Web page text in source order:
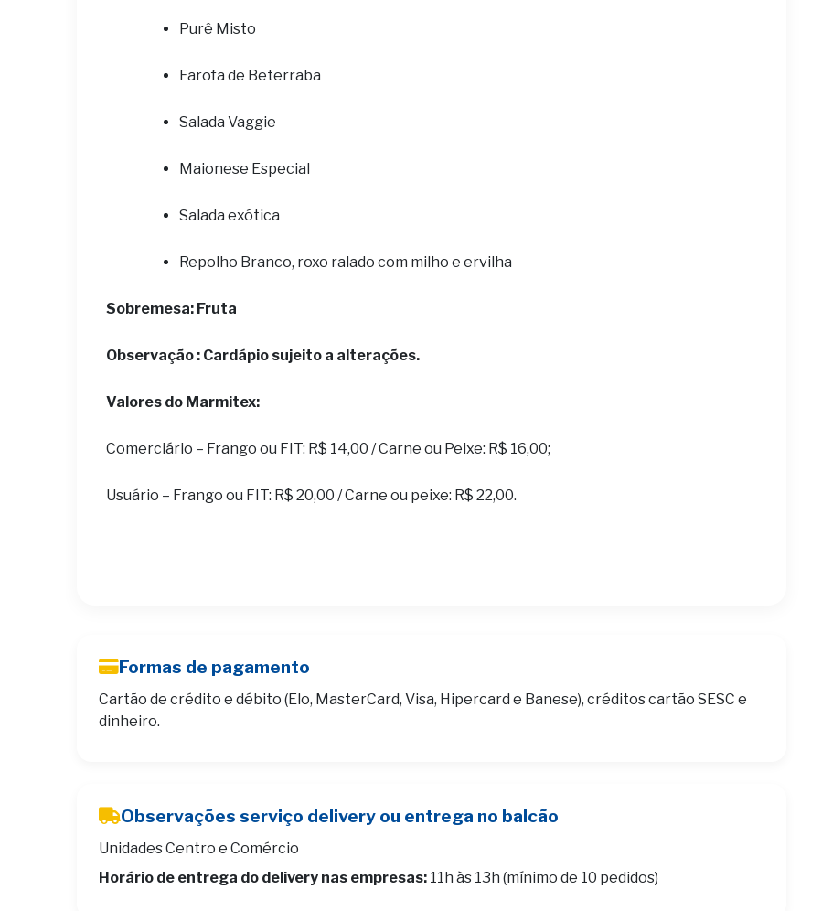
Purê Misto
Farofa de Beterraba
Salada Vaggie
Maionese Especial
Salada exótica
Repolho Branco, roxo ralado com milho e ervilha
Sobremesa: Fruta
Observação : Cardápio sujeito a alterações.
Valores do Marmitex:
Comerciário – Frango ou FIT: R$ 14,00 / Carne ou Peixe: R$ 16,00;
Usuário – Frango ou FIT: R$ 20,00 / Carne ou peixe: R$ 22,00.
Formas de pagamento
Cartão de crédito e débito (Elo, MasterCard, Visa, Hipercard e Banese), créditos cartão SESC e
dinheiro.
Observações serviço delivery ou entrega no balcão
Unidades Centro e Comércio
Horário de entrega do delivery nas empresas: 11h às 13h (mínimo de 10 pedidos)